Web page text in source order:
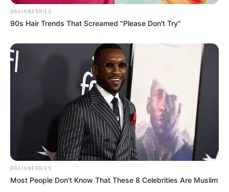
18:57 / 05 Avqust 2026 KRİMİNAL
Bakıda ticarət mərkəzində FACİƏ:
şaxtasına düşüb öldü
BRAINBERRIES
90s Hair Trends That Screamed "Please Don't Try"
BRAINBERRIES
Most People Don't Know That These 8 Celebrities Are Muslim